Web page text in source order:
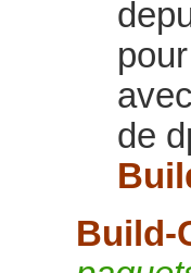
de
Build-